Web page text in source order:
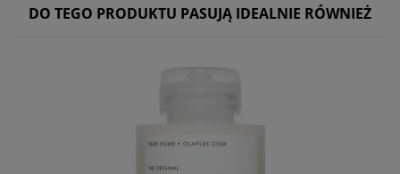
DO TEGO PRODUKTU PASUJĄ IDEALNIE RÓWNIEŻ